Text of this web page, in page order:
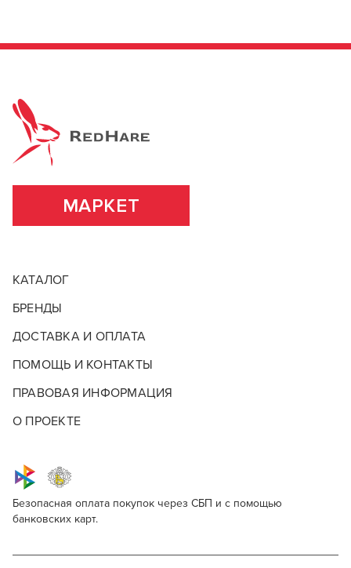
МАРКЕТ
КАТАЛОГ
БРЕНДЫ
ДОСТАВКА И ОПЛАТА
ПОМОЩЬ И КОНТАКТЫ
ПРАВОВАЯ ИНФОРМАЦИЯ
О ПРОЕКТЕ
Безопасная оплата покупок через СБП и с помощью
банковских карт.